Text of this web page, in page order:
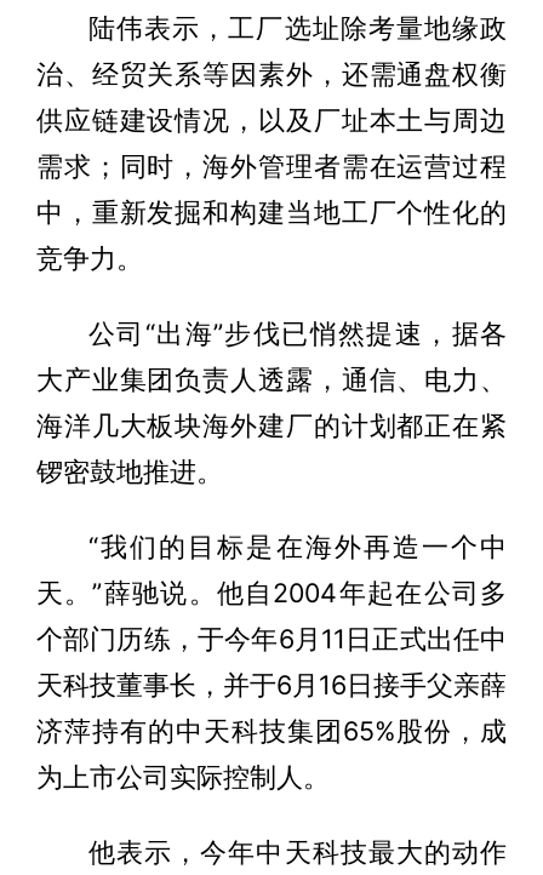
陆伟表示，工厂选址除考量地缘政
治、经贸关系等因素外，还需通盘权衡
供应链建设情况，以及厂址本土与周边
需求；同时，海外管理者需在运营过程
中，重新发掘和构建当地工厂个性化的
竞争力。
公司“出海”步伐已悄然提速，据各
大产业集团负责人透露，通信、电力、
海洋几大板块海外建厂的计划都正在紧
锣密鼓地推进。
“我们的目标是在海外再造一个中
天。”薛驰说。他自2004年起在公司多
个部门历练，于今年6月11日正式出任中
天科技董事长，并于6月16日接手父亲薛
济萍持有的中天科技集团65%股份，成
为上市公司实际控制人。
他表示，今年中天科技最大的动作